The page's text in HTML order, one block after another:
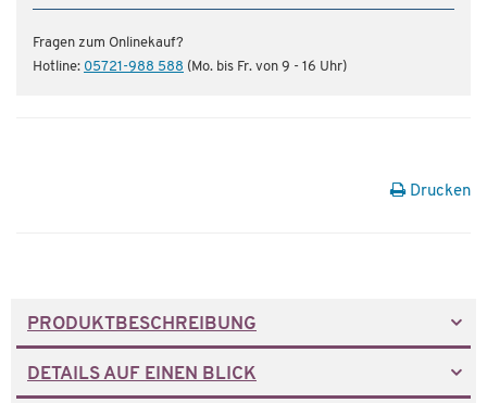
Fragen zum Onlinekauf?
Hotline: 05721-988 588 (Mo. bis Fr. von 9 - 16 Uhr)
Drucken
PRODUKTBESCHREIBUNG
DETAILS AUF EINEN BLICK